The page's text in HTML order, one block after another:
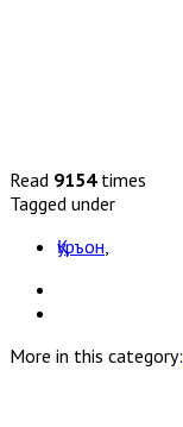
Read 9154times
Tagged under
Қуръон
More in this category: